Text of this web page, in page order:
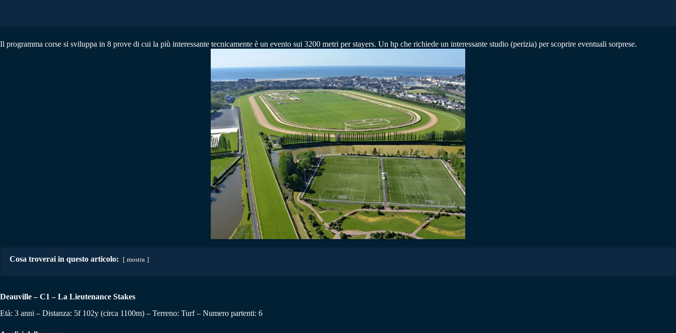
Il programma corse si sviluppa in 8 prove di cui la più interessante tecnicamente è un evento sui 3200 metri per stayers. Un hp che richiede un interessante studio (perizia) per scoprire eventuali sorprese.
Cosa troverai in questo articolo: mostra
Deauville – C1 – La Lieutenance Stakes
Età: 3 anni – Distanza: 5f 102y (circa 1100m) – Terreno: Turf – Numero partenti: 6